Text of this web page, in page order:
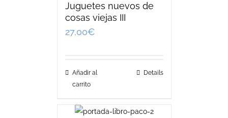
Juguetes nuevos de
cosas viejas III
27,00€
Añadir al
carrito
Details